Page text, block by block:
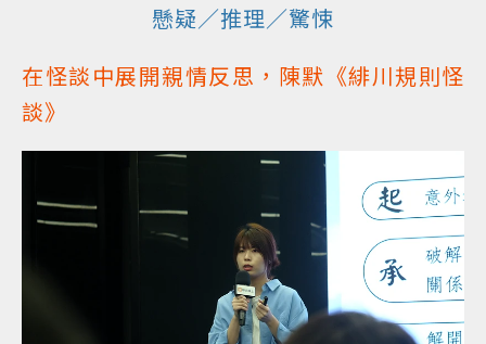
懸疑／推理／驚悚
在怪談中展開親情反思，陳默《緋川規則怪
談》